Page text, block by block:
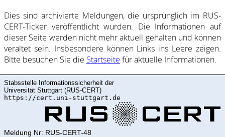
Dies sind ar­chi­vie­rte Mel­dung­en, die ur­sprüng­lich im RUS-
CERT-Ticker ver­öf­fent­licht wur­den. Die In­for­ma­ti­on­en auf
dieser Sei­te wer­den nicht mehr ak­tu­ell ge­halte­n und kön­nen
ver­al­tet sein. Ins­be­son­de­re kön­nen Links ins Lee­re zei­gen.
Bitte be­such­en Sie die Start­sei­te für ak­tu­elle In­for­ma­ti­on­en.
Stabsstelle Informationssicherheit der
Universität Stuttgart (RUS-CERT)
https://cert.uni-stuttgart.de
Meldung Nr: RUS-CERT-48